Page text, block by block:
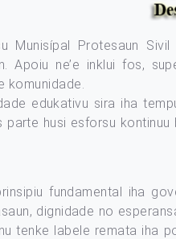
Protesaun
Apoiu ne’e inklui fos,
komunidade.
edukativu sira iha
husi esforsu
fundamental iha
dignidade no
tenke labele remata iha